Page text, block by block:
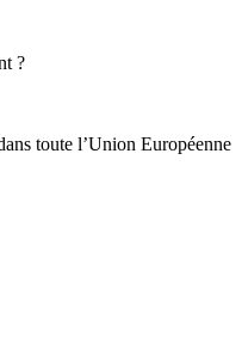
?
toute l’Union Européenne